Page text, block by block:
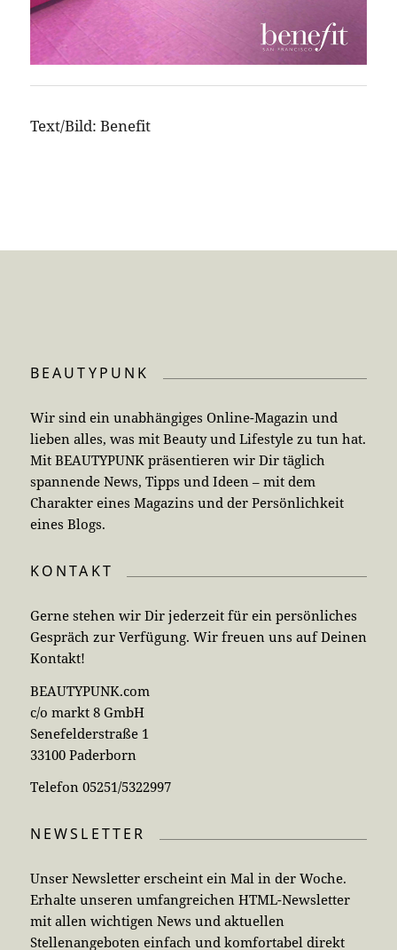
Text/Bild: Benefit
BEAUTYPUNK
Wir sind ein unabhängiges Online-Magazin und
lieben alles, was mit Beauty und Lifestyle zu tun hat.
Mit BEAUTYPUNK präsentieren wir Dir täglich
spannende News, Tipps und Ideen – mit dem
Charakter eines Magazins und der Persönlichkeit
eines Blogs.
KONTAKT
Gerne stehen wir Dir jederzeit für ein persönliches
Gespräch zur Verfügung. Wir freuen uns auf Deinen
Kontakt!
BEAUTYPUNK.com
c/o markt 8 GmbH
Senefelderstraße 1
33100 Paderborn
Telefon 05251/5322997
NEWSLETTER
Unser Newsletter erscheint ein Mal in der Woche.
Erhalte unseren umfangreichen HTML-Newsletter
mit allen wichtigen News und aktuellen
Stellenangeboten einfach und komfortabel direkt